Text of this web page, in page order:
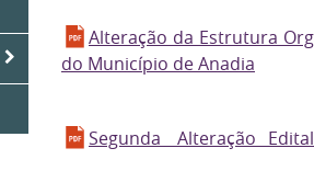
Alteração da Estrutura
do Município de Anadia
Segunda _ Alteração